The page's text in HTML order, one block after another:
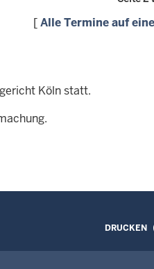
[Alle Termine auf
Köln statt.
DRUCKEN